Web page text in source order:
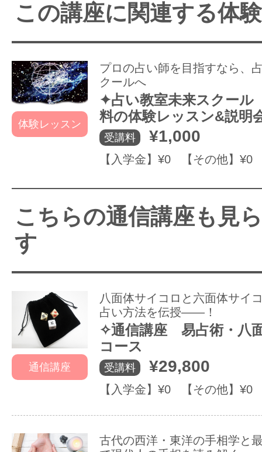
この講座に関連する体
体験レッスン
プロの占い師を目指すなら、
クールへ
✦占い教室未来スクー
料の体験レッスン&説明
受講料 ¥1,000
【入学金】¥0 【その他】¥0
こちらの通信講座も見
す
通信講座
八面体サイコロと六面体サイ
占い方法を伝授――！
✧通信講座 易占術・八
コース
受講料 ¥29,800
【入学金】¥0 【その他】¥0
古代の西洋・東洋の手相学と